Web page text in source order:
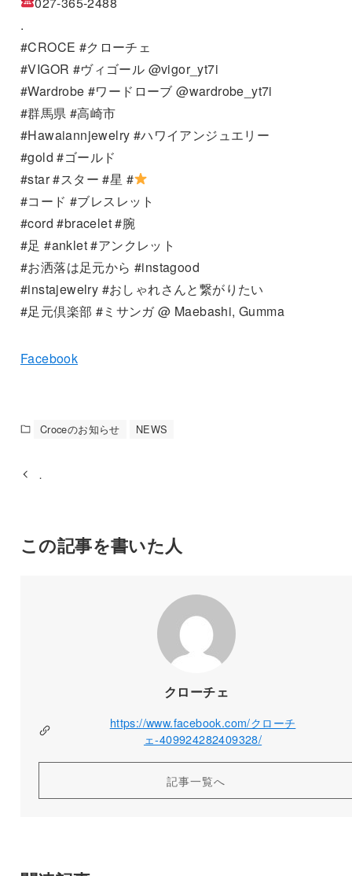
.
#CROCE #クローチェ
#VIGOR #ヴィゴール @vigor_yt7i
#Wardrobe #ワードローブ @wardrobe_yt7i
#群馬県 #高崎市
#Hawaiannjewelry #ハワイアンジュエリー
#gold #ゴールド
#star #スター #星 #
#コード #ブレスレット
#cord #bracelet #腕
#足 #anklet #アンクレット
#お洒落は足元から #instagood
#instajewelry #おしゃれさんと繋がりたい
#足元倶楽部 #ミサンガ @ Maebashi, Gumma
Facebook
Croceのお知らせ NEWS
．
この記事を書いた人
クローチェ
https://www.facebook.com/クローチ
ェ-409924282409328/
記事一覧へ